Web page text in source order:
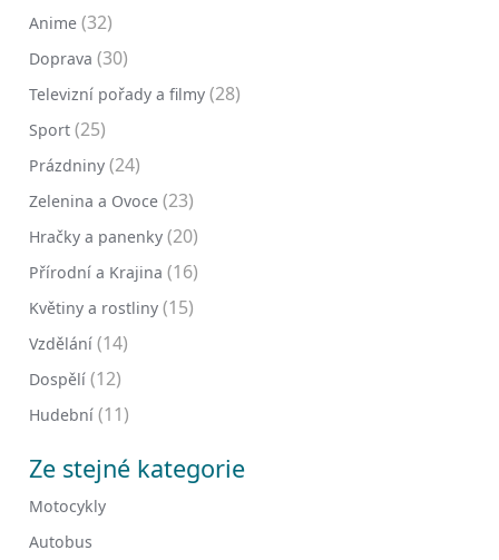
Anime (32)
Doprava (30)
Televizní pořady a filmy (28)
Sport (25)
Prázdniny (24)
Zelenina a Ovoce (23)
Hračky a panenky (20)
Přírodní a Krajina (16)
Květiny a rostliny (15)
Vzdělání (14)
Dospělí (12)
Hudební (11)
Ze stejné kategorie
Motocykly
Autobus